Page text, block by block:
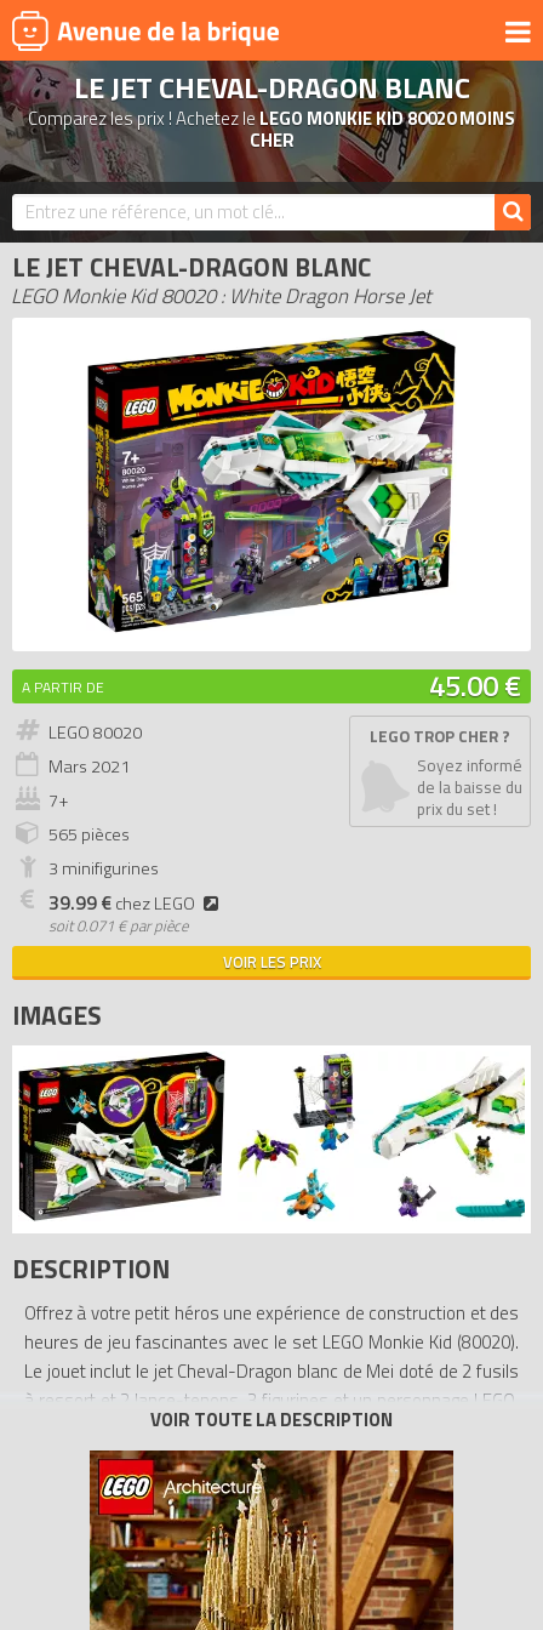
UNIVERS
PRODUITS DÉRIVÉS
NOUVEAUTÉS
LEGO 2026
BONS PLANS
ACTUALITÉS
ASSOCIATIONS DE FANS
EXPOSITIONS LEGO
LEGO LES PLUS CHERS
DERNIERS LEGO AJOUTÉS
LE JET CHEVAL-DRAGON BLANC
Comparez les prix ! Achetez leLEGO MONKIE KID 80020 MOINS
CHER
LE JET CHEVAL-DRAGON BLANC
LEGO Monkie Kid 80020 : White Dragon Horse Jet
A PARTIR DE 45.00 €
LEGO 80020
Mars 2021
7+
565 pièces
3 minifigurines
39.99 €chez LEGO
soit0.071 € par pièce
LEGO TROP CHER ?
Soyez informé
de la baisse du
prix du set !
VOIR LES PRIX
IMAGES
DESCRIPTION
Offrez à votre petit héros une expérience de construction et des
heures de jeu fascinantes avec le set LEGO Monkie Kid (80020).
Le jouet inclut le jet Cheval-Dragon blanc de Mei doté de 2 fusils
à ressort et 2 lance-tenons, 3 figurines et un personnage LEGO,
ainsi qu’un distributeur fonctionnel, une araignée-robot
articulée, un piège en toile d’araignée et un hoverboard lance-
tenons. Aux côtés de Mei et de Mo le chat, les enfants libèrent
un habitant des pattes de Huntsman, le chasseur de Spider
Des instructions numériques
Outre les instructions pas à pas fournies, les enfants vont